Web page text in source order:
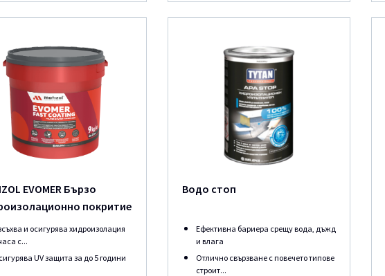
EVOMER Бързo
покритие
и осигурява хидроизолация
с...
UV защита за до 5 години
Водо стоп
Ефективна бариера срещу вода, дъжд
и влага
Отлично свързване с повечето типове
строит...